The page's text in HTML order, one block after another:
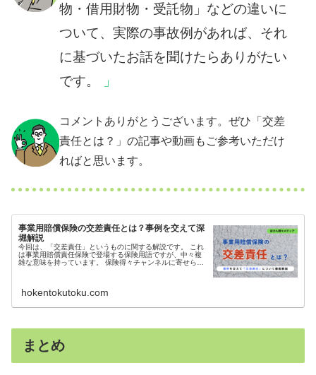
物・借用財物・受託物」などの違いに
ついて、実際の事故例があれば、それ
に基づいたお話を聞けたらありがたい
です。
コメントありがとうございます。ぜひ「交差
責任とは？」の記事や動画もご参考いただけ
ればと思います。
事業用賠償保険の交差責任とは？事例を交えて深
堀解説
今回は、「交差責任」というものに関する解説です。 これ
は事業用賠償責任保険で登場する保険用語ですが、中々複
雑な意味を持っています。 保険得々チャンネルに寄せられ
hokentokutoku.com
まとめ